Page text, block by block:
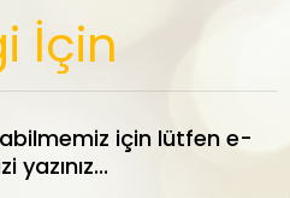
İçin
için lütfen e-
yazınız...